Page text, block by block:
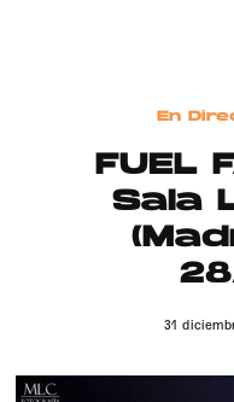
En
FUEL
Sala
31